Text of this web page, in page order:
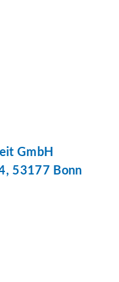
GmbH
53177 Bonn